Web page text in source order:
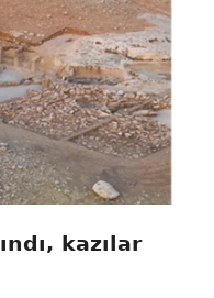
kazılar